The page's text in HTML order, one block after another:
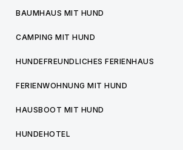
BAUMHAUS MIT HUND
CAMPING MIT HUND
HUNDEFREUNDLICHES FERIENHAUS
FERIENWOHNUNG MIT HUND
HAUSBOOT MIT HUND
HUNDEHOTEL